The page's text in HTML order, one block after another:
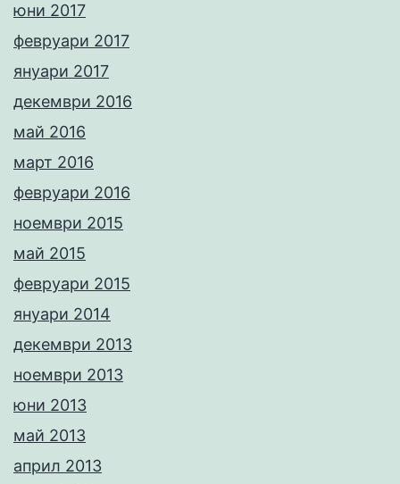
юни 2017
февруари 2017
януари 2017
декември 2016
май 2016
март 2016
февруари 2016
ноември 2015
май 2015
февруари 2015
януари 2014
декември 2013
ноември 2013
юни 2013
май 2013
април 2013